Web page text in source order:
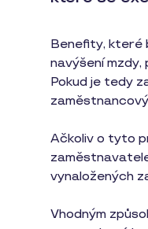
Benefity, které
navýšení mzdy,
Pokud je tedy
Ačkoliv o tyto
vynaložených
Vhodným